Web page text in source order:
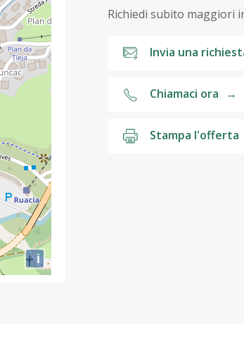
i
Richiedi subito maggiori
Invia una
Chiamaci ora →
Stampa l'offerta